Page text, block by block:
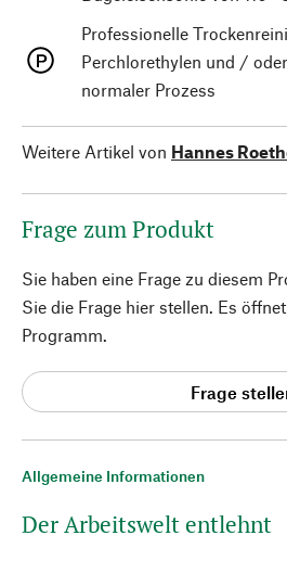
Allgemeine Informationen
Der Arbeitswelt entlehnt
Professionelle
Perchlorethylen und /
normaler Prozess
Weitere Artikel von Hannes
Frage zum Produkt
Sie haben eine Frage zu diesem
Sie die Frage hier stellen. Es
Programm.
Frage